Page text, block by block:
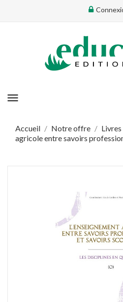
menu
Accueil Notre offre Livres
agricole entre savoirs
Vous devez être connecté pour
votre liste d'envie